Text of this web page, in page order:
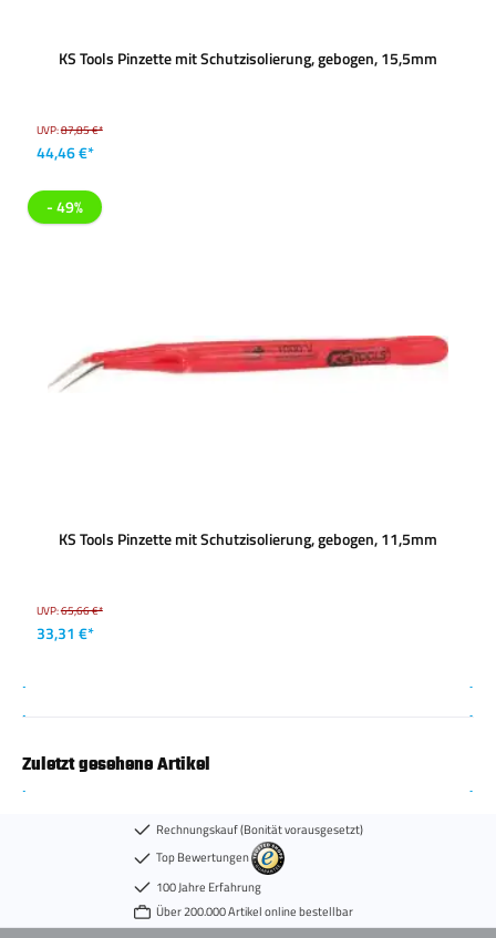
KS Tools Pinzette mit Schutzisolierung, gebogen, 15,5mm
UVP:87,85 €*
44,46 €*
- 49%
KS Tools Pinzette mit Schutzisolierung, gebogen, 11,5mm
UVP:65,66 €*
33,31 €*
Zuletzt gesehene Artikel
Rechnungskauf (Bonität vorausgesetzt)
Top Bewertungen
100 Jahre Erfahrung
Über 200.000 Artikel online bestellbar